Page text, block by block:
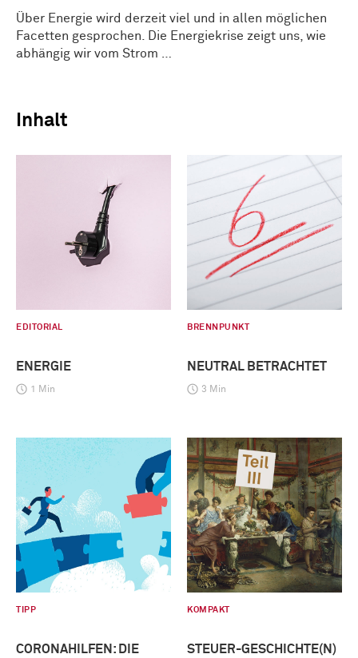
Über Energie wird derzeit viel und in allen möglichen
Facetten gesprochen. Die Energiekrise zeigt uns, wie
abhängig wir vom Strom …
Inhalt
EDITORIAL
ENERGIE
1 Min
BRENNPUNKT
NEUTRAL BETRACHTET
3 Min
TIPP
CORONAHILFEN: DIE
KOMPAKT
STEUER-GESCHICHTE(N)